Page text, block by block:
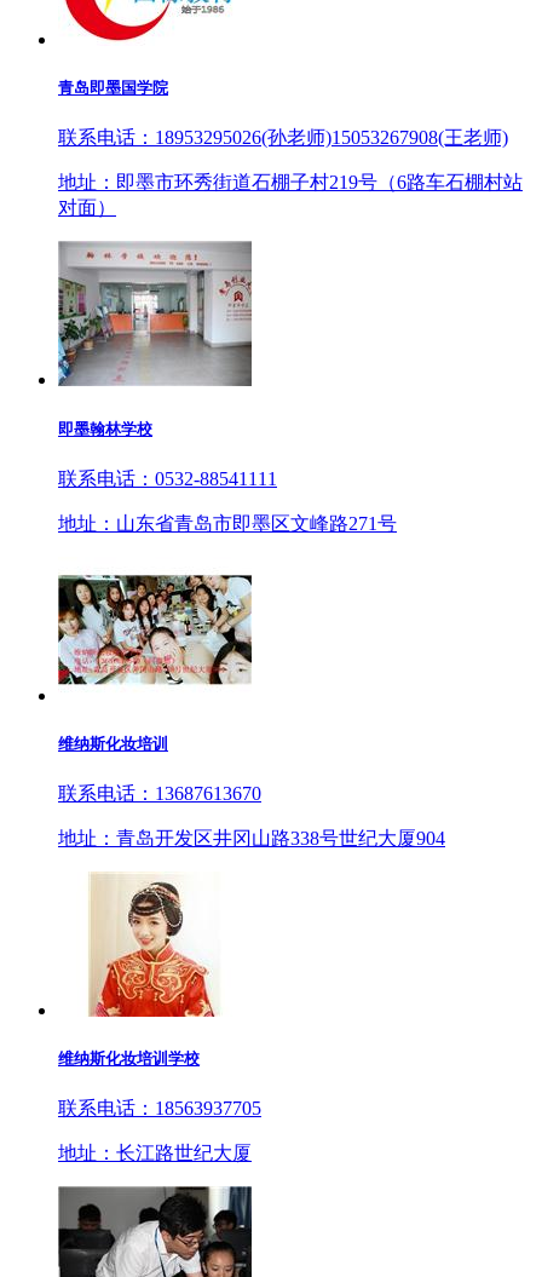
青岛即墨国学院
联系电话：18953295026(孙老师)15053267908(王老师)
地址：即墨市环秀街道石棚子村219号（6路车石棚村站
对面）
即墨翰林学校
联系电话：0532-88541111
地址：山东省青岛市即墨区文峰路271号
维纳斯化妆培训
联系电话：13687613670
地址：青岛开发区井冈山路338号世纪大厦904
维纳斯化妆培训学校
联系电话：18563937705
地址：长江路世纪大厦